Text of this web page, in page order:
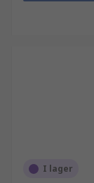
I lager